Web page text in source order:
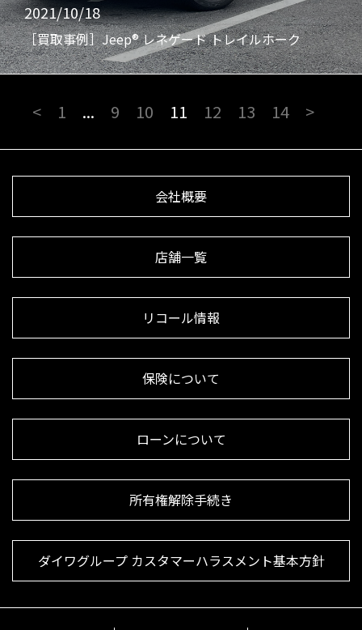
2021/10/18
［買取事例］Jeep® レネゲード トレイルホーク
< 1 ... 9 10 11 12 13 14 >
会社概要
店舗一覧
リコール情報
保険について
ローンについて
所有権解除手続き
ダイワグループ カスタマーハラスメント基本方針